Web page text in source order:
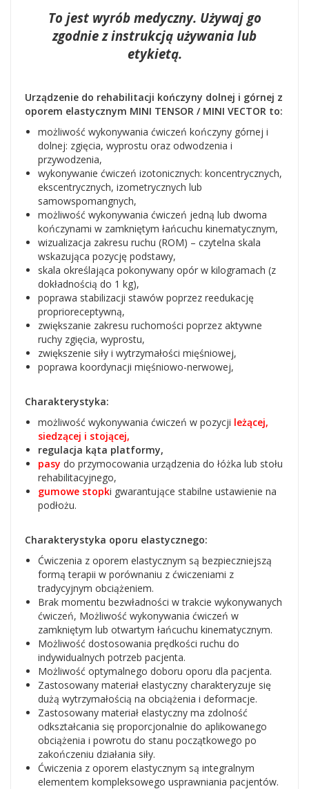
To jest wyrób medyczny. Używaj go
zgodnie z instrukcją używania lub
etykietą.
Urządzenie do rehabilitacji kończyny dolnej i górnej z
oporem elastycznym MINI TENSOR / MINI VECTOR to:
możliwość wykonywania ćwiczeń kończyny górnej i
dolnej: zgięcia, wyprostu oraz odwodzenia i
przywodzenia,
wykonywanie ćwiczeń izotonicznych: koncentrycznych,
ekscentrycznych, izometrycznych lub
samowspomangnych,
możliwość wykonywania ćwiczeń jedną lub dwoma
kończynami w zamkniętym łańcuchu kinematycznym,
wizualizacja zakresu ruchu (ROM) – czytelna skala
wskazująca pozycję podstawy,
skala określająca pokonywany opór w kilogramach (z
dokładnością do 1 kg),
poprawa stabilizacji stawów poprzez reedukację
proprioreceptywną,
zwiększanie zakresu ruchomości poprzez aktywne
ruchy zgięcia, wyprostu,
zwiększenie siły i wytrzymałości mięśniowej,
poprawa koordynacji mięśniowo-nerwowej,
Charakterystyka:
możliwość wykonywania ćwiczeń w pozycji leżącej,
siedzącej i stojącej,
regulacja kąta platformy,
pasy do przymocowania urządzenia do łóżka lub stołu
rehabilitacyjnego,
gumowe stopki gwarantujące stabilne ustawienie na
podłożu.
Charakterystyka oporu elastycznego:
Ćwiczenia z oporem elastycznym są bezpieczniejszą
formą terapii w porównaniu z ćwiczeniami z
tradycyjnym obciążeniem.
Brak momentu bezwładności w trakcie wykonywanych
ćwiczeń, Możliwość wykonywania ćwiczeń w
zamkniętym lub otwartym łańcuchu kinematycznym.
Możliwość dostosowania prędkości ruchu do
indywidualnych potrzeb pacjenta.
Możliwość optymalnego doboru oporu dla pacjenta.
Zastosowany materiał elastyczny charakteryzuje się
dużą wytrzymałością na obciążenia i deformacje.
Zastosowany materiał elastyczny ma zdolność
odkształcania się proporcjonalnie do aplikowanego
obciążenia i powrotu do stanu początkowego po
zakończeniu działania siły.
Ćwiczenia z oporem elastycznym są integralnym
elementem kompleksowego usprawniania pacjentów.